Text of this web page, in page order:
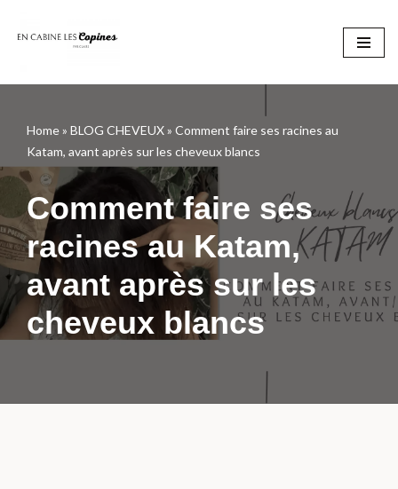
Home» BLOG CHEVEUX» Comment faire ses racines au
Katam, avant après sur les cheveux blancs
Comment faire ses
racines au Katam,
avant après sur les
cheveux blancs